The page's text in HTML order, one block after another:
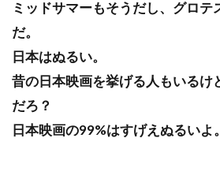
ミッドサマーもそうだし、グロテ
だ。
日本はぬるい。
昔の日本映画を挙げる人もいるけ
だろ？
日本映画の99%はすげえぬるいよ。